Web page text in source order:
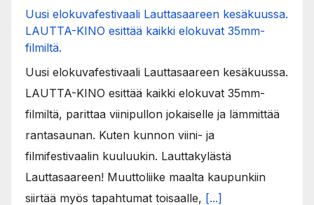
Uusi elokuvafestivaali Lauttasaareen kesäkuussa.
LAUTTA-KINO esittää kaikki elokuvat 35mm-
filmiltä.
Uusi elokuvafestivaali Lauttasaareen kesäkuussa.
LAUTTA-KINO esittää kaikki elokuvat 35mm-
filmiltä, parittaa viinipullon jokaiselle ja lämmittää
rantasaunan. Kuten kunnon viini- ja
filmifestivaalin kuuluukin. Lauttakylästä
Lauttasaareen! Muuttoliike maalta kaupunkiin
siirtää myös tapahtumat toisaalle, [...]